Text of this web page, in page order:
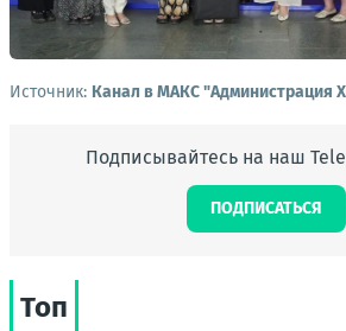
Источник: Канал в МАКС "Администрация
Подписывайтесь на наш
ПОДПИСАТЬСЯ
Топ